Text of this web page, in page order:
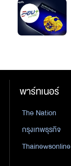
พาร์ทเนอร์
The Nation
กรุงเทพธุรกิจ
Thainewsonline